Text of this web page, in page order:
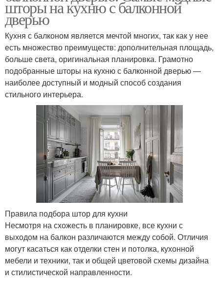
шторы на кухню с балконной
дверью
Кухня с балконом является мечтой многих, так как у нее
есть множество преимуществ: дополнительная площадь,
больше света, оригинальная планировка. Грамотно
подобранные шторы на кухню с балконной дверью —
наиболее доступный и модный способ создания
стильного интерьера.
Правила подбора штор для кухни
Несмотря на схожесть в планировке, все кухни с
выходом на балкон различаются между собой. Отличия
могут касаться как отделки стен и потолка, кухонной
мебели и техники, так и общей цветовой схемы дизайна
и стилистической направленности.